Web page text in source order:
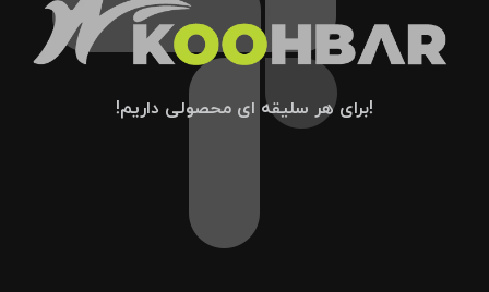
!برای هر سلیقه ای محصولی داریم!